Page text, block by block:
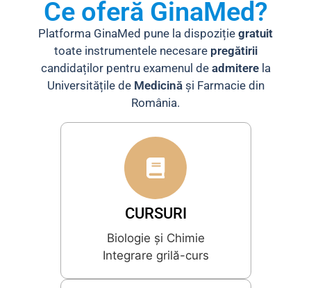
Ce oferă GinaMed?
Platforma GinaMed pune la dispoziție gratuit
toate instrumentele necesare pregătirii
candidaților pentru examenul de admitere la
Universitățile de Medicină și Farmacie din
România.
CURSURI
Biologie și Chimie
Integrare grilă-curs